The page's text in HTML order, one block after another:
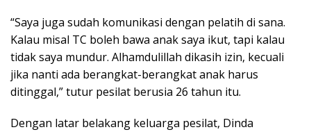
“Saya juga sudah komunikasi dengan pelatih di sana.
Kalau misal TC boleh bawa anak saya ikut, tapi kalau
tidak saya mundur. Alhamdulillah dikasih izin, kecuali
jika nanti ada berangkat-berangkat anak harus
ditinggal,” tutur pesilat berusia 26 tahun itu.
Dengan latar belakang keluarga pesilat, Dinda